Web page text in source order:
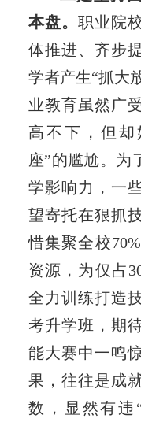
本盘。 职业院
体推进、齐步
学者产生“抓大
业教育虽然广
高不下，但却
座”的尴尬。为
学影响力，一
望寄托在狠抓
惜集聚全校
资源，为仅占
全力训练打造
考升学班，期
能大赛中一鸣
果，往往是成
数，显然有违